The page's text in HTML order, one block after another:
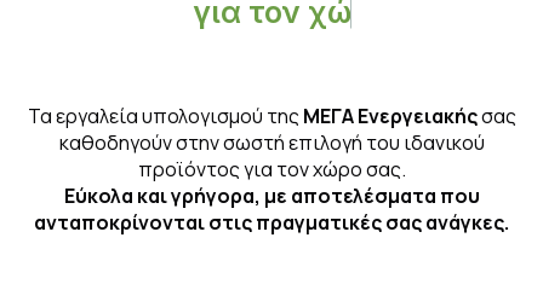
για τον χώρ
Τα εργαλεία υπολογισμού της ΜΕΓΑ Ενεργειακήςσας
καθοδηγούν στην σωστή επιλογή του ιδανικού
προϊόντος για τον χώρο σας.
Εύκολα και γρήγορα, με αποτελέσματα που
ανταποκρίνονται στις πραγματικές σας ανάγκες.